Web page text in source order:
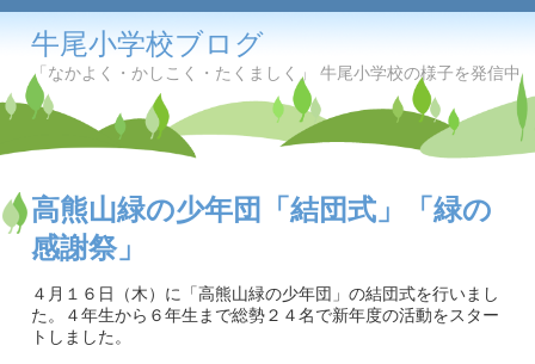
牛尾小学校ブログ
「なかよく・かしこく・たくましく」 牛尾小学校の様子を発信中
高熊山緑の少年団「結団式」「緑の
感謝祭」
４月１６日（木）に「高熊山緑の少年団」の結団式を行いまし
た。４年生から６年生まで総勢２４名で新年度の活動をスター
トしました。